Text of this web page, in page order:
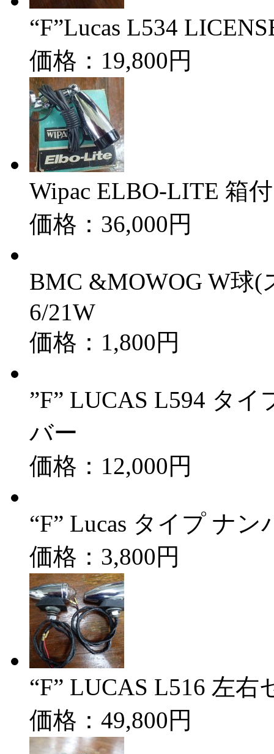
“F”Lucas L534
価格：19,800円
Wipac ELBO-LITE 箱
価格：36,000円
BMC &MOWOG W球
6/21W
価格：1,800円
”F” LUCAS L594 タ
バー
価格：12,000円
“F” Lucas タイプ ナ
価格：3,800円
“F” LUCAS L516 左右
価格：49,800円